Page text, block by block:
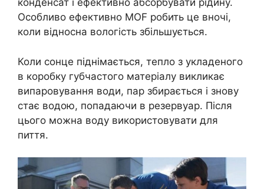
конденсат і ефективно абсорбувати рідину.
Особливо ефективно MOF робить це вночі,
коли відносна вологість збільшується.
Коли сонце піднімається, тепло з укладеного
в коробку губчастого матеріалу викликає
випаровування води, пар збирається і знову
стає водою, попадаючи в резервуар. Після
цього можна воду використовувати для
пиття.